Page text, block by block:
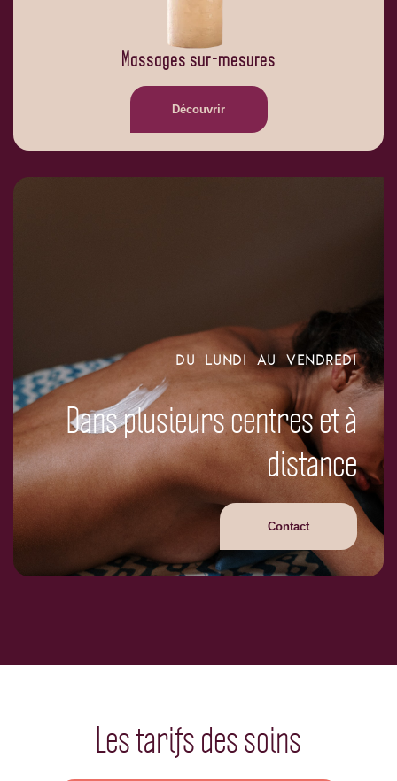
Massages sur-mesures
Découvrir
DU LUNDI AU VENDREDI
Dans plusieurs centres et à
distance
Contact
Les tarifs des soins